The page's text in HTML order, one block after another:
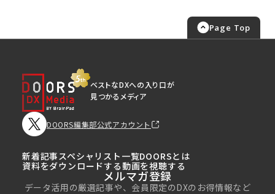
Page Top
ベストなDXへの入り口が
見つかるメディア
DOORS編集部公式アカウント
新着記事スペシャリスト一覧DOORSとは
資料をダウンロードする動画を視聴する
メルマガ登録
データ活用の厳選記事や、会員限定のDXのお得情報など